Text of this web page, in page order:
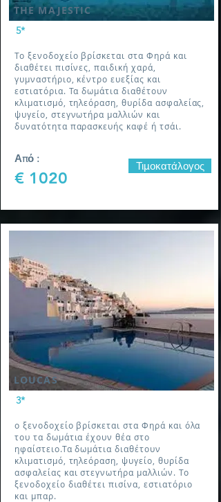
THE MAJESTIC
5*
Το ξενοδοχείο βρίσκεται στα Φηρά και
διαθέτει πισίνες, παιδική χαρά,
γυμναστήριο, κέντρο ευεξίας και
εστιατόρια. Τα δωμάτια διαθέτουν
κλιματισμό, τηλεόραση, θυρίδα ασφαλείας,
ψυγείο, στεγνωτήρα μαλλιών και
δυνατότητα παρασκευής καφέ ή τσάι.
Από :
€ 1020
Τιμοκατάλογος
LOUCAS
3*
ο ξενοδοχείο βρίσκεται στα Φηρά και όλα
του τα δωμάτια έχουν θέα στο
ηφαίστειο.Τα δωμάτια διαθέτουν
κλιματισμό, τηλεόραση, ψυγείο, θυρίδα
ασφαλείας και στεγνωτήρα μαλλιών. Το
ξενοδοχείο διαθέτει πισίνα, εστιατόριο
και μπαρ.